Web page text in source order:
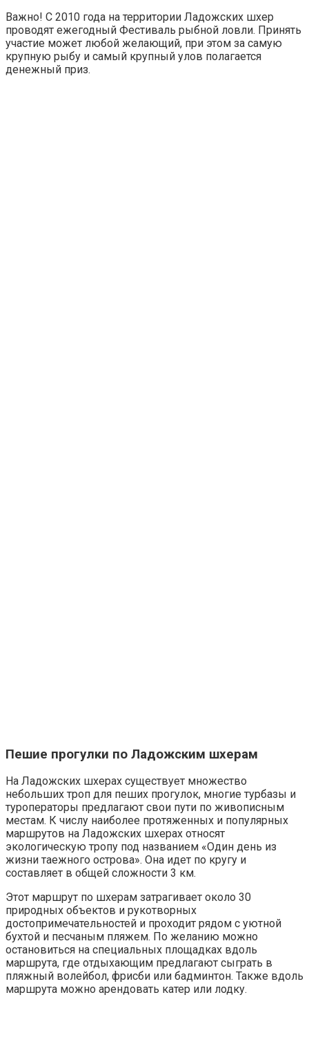
Важно! С 2010 года на территории Ладожских шхер
проводят ежегодный Фестиваль рыбной ловли. Принять
участие может любой желающий, при этом за самую
крупную рыбу и самый крупный улов полагается
денежный приз.
Пешие прогулки по Ладожским шхерам
На Ладожских шхерах существует множество
небольших троп для пеших прогулок, многие турбазы и
туроператоры предлагают свои пути по живописным
местам. К числу наиболее протяженных и популярных
маршрутов на Ладожских шхерах относят
экологическую тропу под названием «Один день из
жизни таежного острова». Она идет по кругу и
составляет в общей сложности 3 км.
Этот маршрут по шхерам затрагивает около 30
природных объектов и рукотворных
достопримечательностей и проходит рядом с уютной
бухтой и песчаным пляжем. По желанию можно
остановиться на специальных площадках вдоль
маршрута, где отдыхающим предлагают сыграть в
пляжный волейбол, фрисби или бадминтон. Также вдоль
маршрута можно арендовать катер или лодку.